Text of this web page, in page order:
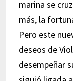
marina se
más, la
Pero este
deseos de
desempeñar